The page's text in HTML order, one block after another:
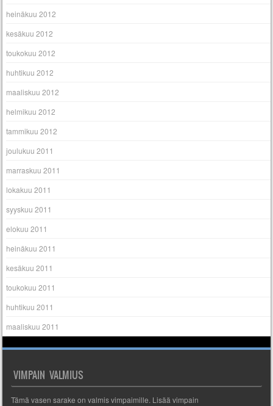
heinäkuu 2012
kesäkuu 2012
toukokuu 2012
huhtikuu 2012
maaliskuu 2012
helmikuu 2012
tammikuu 2012
joulukuu 2011
marraskuu 2011
lokakuu 2011
syyskuu 2011
elokuu 2011
heinäkuu 2011
kesäkuu 2011
toukokuu 2011
huhtikuu 2011
maaliskuu 2011
VIMPAIN VALMIUS
Tämä vasen sarake on valmis vimpaimille. Lisää vimpain